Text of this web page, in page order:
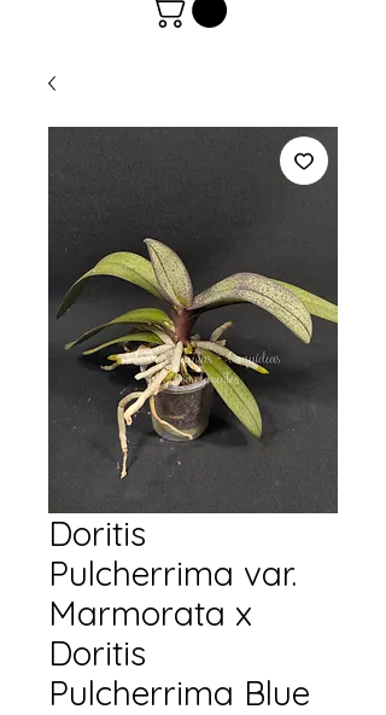
Doritis
Pulcherrima var.
Marmorata x
Doritis
Pulcherrima Blue